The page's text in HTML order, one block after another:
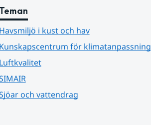
Teman
Havsmiljö i kust och hav
Kunskapscentrum för klimatanpassning
Luftkvalitet
och vattendrag